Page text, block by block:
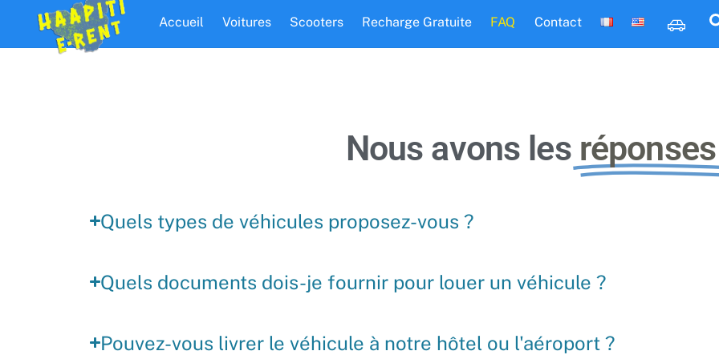
Accueil Voitures Scooters Recharge Gratuite FAQ Contact
Nous avons les
Quels types de véhicules proposez-vous ?
Quels documents dois-je fournir pour louer un véhicule ?
Pouvez-vous livrer le véhicule à notre hôtel ou l'aéroport ?